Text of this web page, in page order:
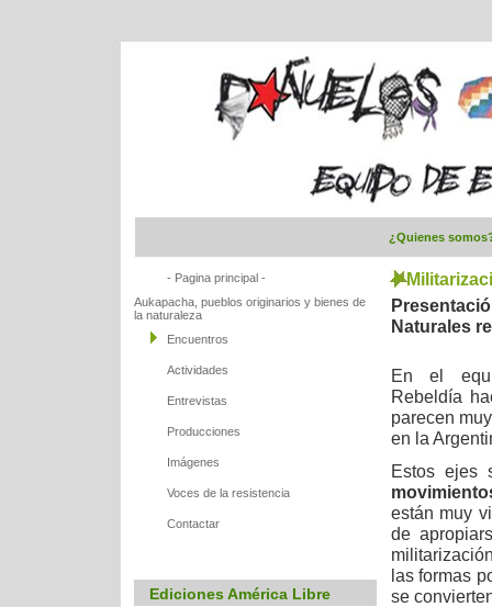
¿Quienes
- Pagina principal -
Aukapacha, pueblos originarios y bienes de
la naturaleza
Encuentros
Actividades
Entrevistas
Producciones
Imágenes
Voces de la resistencia
Contactar
Ediciones América Libre
Naturales
En el
Rebeldía
parecen
en la
Estos
están muy
de
las formas
se